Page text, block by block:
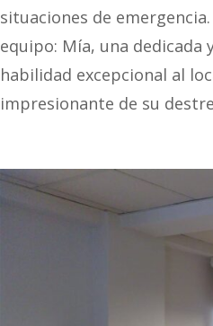
situaciones de
equipo: Mía, una dedicada
habilidad excepcional al
impresionante de su